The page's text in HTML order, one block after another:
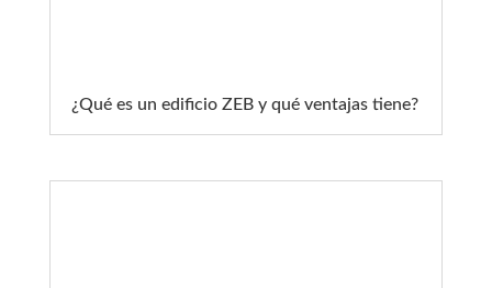
¿Qué es un edificio ZEB y qué ventajas tiene?